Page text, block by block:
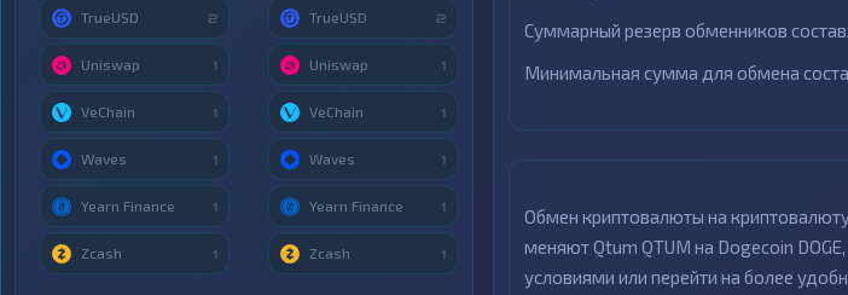
Суммарный резерв обменников
Минимальная сумма для обмена
Обмен криптовалюты на
меняют Qtum QTUM на Dogecoin
условиями или перейти на более
TrueUSD 2
Uniswap 1
VeChain 1
Waves 1
Yearn Finance 1
Zcash 1
TrueUSD 2
Uniswap 1
VeChain 1
Waves 1
Yearn Finance 1
Zcash 1